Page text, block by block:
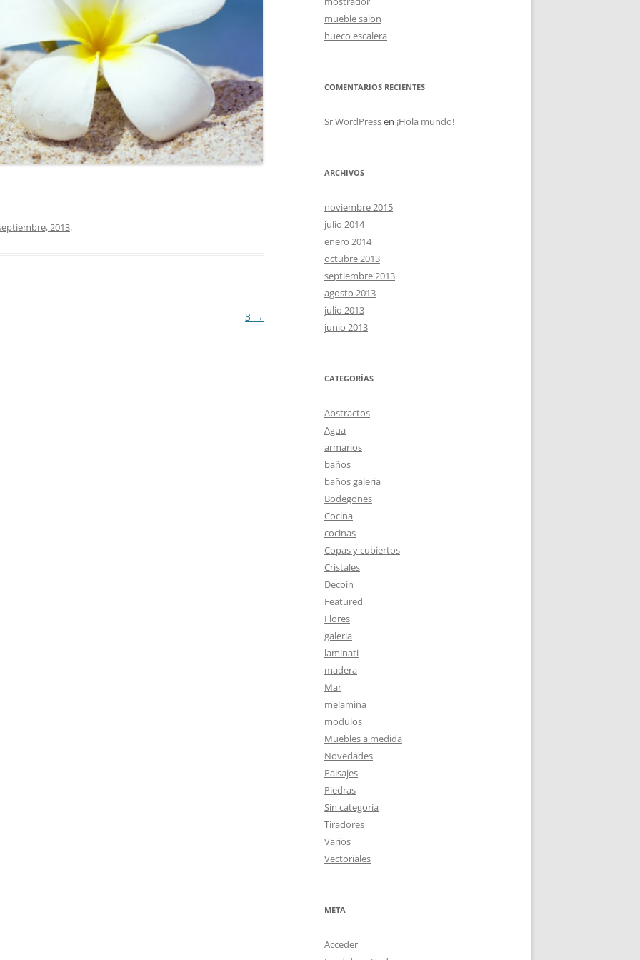
FLORES
MAR
PAISAJES
PIEDRAS
2013.
3 →
mueble salon
hueco escalera
COMENTARIOS RECIENTES
Sr WordPressen ¡Hola mundo!
ARCHIVOS
noviembre 2015
julio 2014
enero 2014
octubre 2013
septiembre 2013
agosto 2013
julio 2013
junio 2013
CATEGORÍAS
Abstractos
Agua
armarios
baños
baños galeria
Bodegones
Cocina
cocinas
Copas y cubiertos
Cristales
Decoin
Featured
Flores
galeria
laminati
madera
Mar
melamina
modulos
Muebles a medida
Novedades
Paisajes
Piedras
Sin categoría
Tiradores
Varios
Vectoriales
META
Acceder